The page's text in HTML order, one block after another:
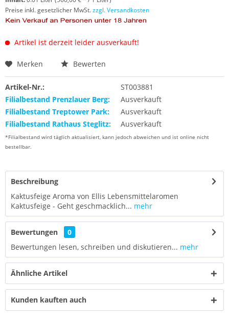
Preise inkl. gesetzlicher MwSt.zzgl. Versandkosten
Artikel ist derzeit leider ausverkauft!
Merken Bewerten
Artikel-Nr.:
ST003881
Filialbestand Prenzlauer Berg:
Ausverkauft
Filialbestand Treptower Park:
Ausverkauft
Filialbestand Rathaus Steglitz:
Ausverkauft
*Filialbestand wird täglich aktualisiert, kann jedoch abweichen und ist online nicht
bestellbar.
Beschreibung
Kaktusfeige Aroma von Ellis Lebensmittelaromen
Kaktusfeige - Geht geschmacklich... mehr
Bewertungen
0
Bewertungen lesen, schreiben und diskutieren... mehr
Ähnliche Artikel
Kunden kauften auch